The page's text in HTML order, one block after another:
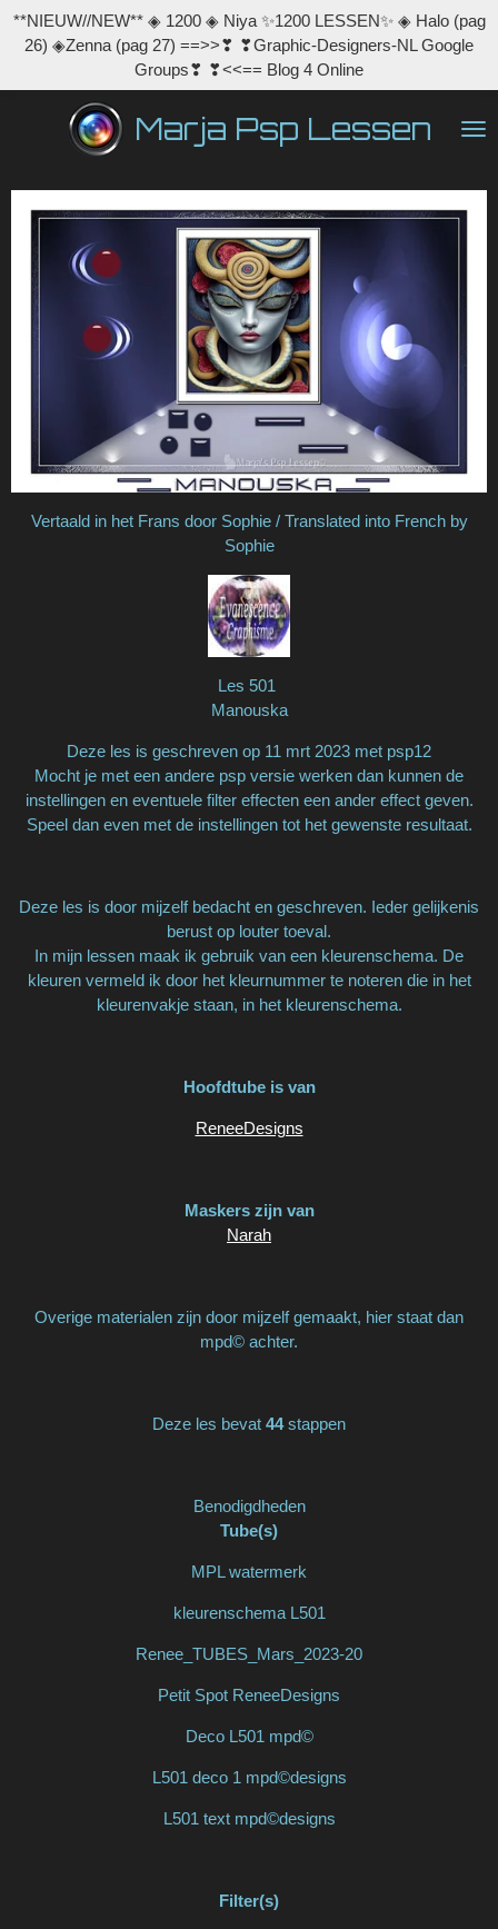
Ga
direct
de
hoofdinhoud
Marja Psp Lessen
**NIEUW//NEW** ◈ 1200 ◈ Niya ✨1200 LESSEN✨ ◈ Halo (pag
26) ◈Zenna (pag 27) ==>>❣ ❣Graphic-Designers-NL Google
Groups❣ ❣<<== Blog 4 Online
Vertaald in het Frans door Sophie / Translated into French by
Sophie
Les 501
Manouska
Deze les is geschreven op 11 mrt 2023 met psp12
Mocht je met een andere psp versie werken dan kunnen de
instellingen en eventuele filter effecten een ander effect geven.
Speel dan even met de instellingen tot het gewenste resultaat.
Deze les is door mijzelf bedacht en geschreven. Ieder gelijkenis
berust op louter toeval.
In mijn lessen maak ik gebruik van een kleurenschema. De
kleuren vermeld ik door het kleurnummer te noteren die in het
kleurenvakje staan, in het kleurenschema.
Hoofdtube is van
ReneeDesigns
Maskers zijn van
Narah
Overige materialen zijn door mijzelf gemaakt, hier staat dan
mpd© achter.
Deze les bevat 44stappen
Benodigdheden
Tube(s)
MPL watermerk
kleurenschema L501
Renee_TUBES_Mars_2023-20
Petit Spot ReneeDesigns
Deco L501 mpd©
L501 deco 1 mpd©designs
L501 text mpd©designs
Filter(s)